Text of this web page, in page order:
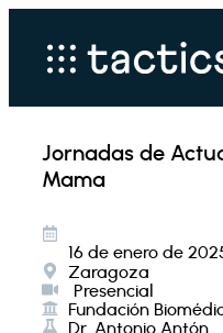
Jornadas de
Mama
16 de enero de
Zaragoza
Presencial
Fundación
Dr. Antonio Antón